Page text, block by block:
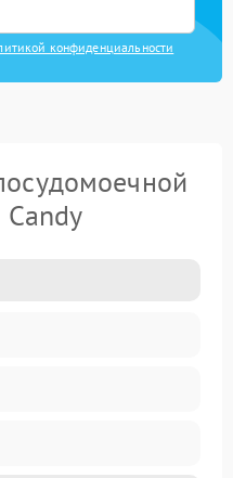
конфиденциальности